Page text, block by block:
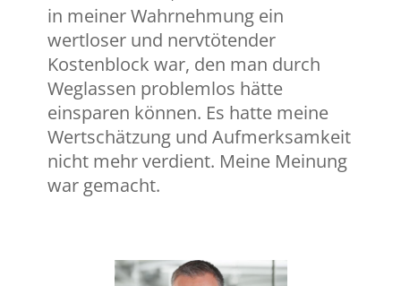
in meiner Wahrnehmung ein
wertloser und nervtötender
Kostenblock war, den man durch
Weglassen problemlos hätte
einsparen können. Es hatte meine
Wertschätzung und Aufmerksamkeit
nicht mehr verdient. Meine Meinung
war gemacht.